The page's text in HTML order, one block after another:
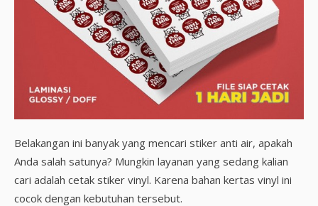
Belakangan ini banyak yang mencari stiker anti air, apakah
Anda salah satunya? Mungkin layanan yang sedang kalian
cari adalah cetak stiker vinyl. Karena bahan kertas vinyl ini
cocok dengan kebutuhan tersebut.